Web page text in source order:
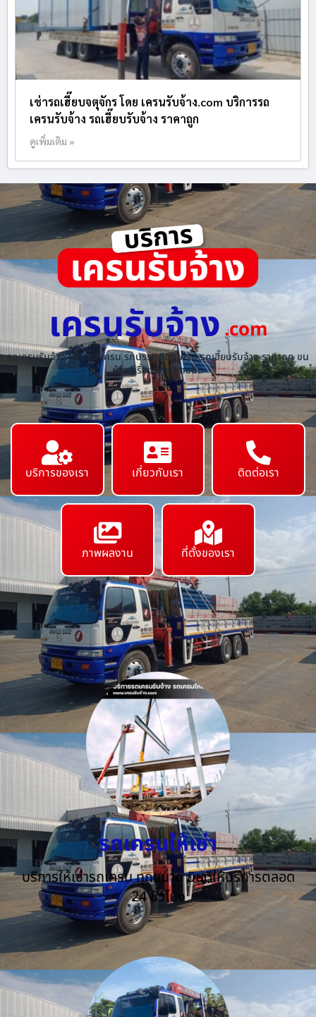
เช่ารถเฮี๊ยบจตุจักร โดย เครนรับจ้าง.com บริการรถ
เครนรับจ้าง รถเฮี๊ยบรับจ้าง ราคาถูก
ดูเพิ่มเติม »
เครนรับจ้าง.com
รถเครนรับจ้าง ให้เช่ารถเครน รถบรรทุกติดเครน รถเฮี๊ยบรับจ้าง ราคาถูก ขน
ย้ายเครื่องจักร ทุกชนิด
บริการของเรา เกี่ยวกับเรา ติดต่อเรา
ภาพผลงาน ที่ตั้งของเรา
รถเครนให้เช่า
บริการให้เช่ารถเครน ทุกขนาด ยินดีให้บริการตลอด
24 ชั่วโมง